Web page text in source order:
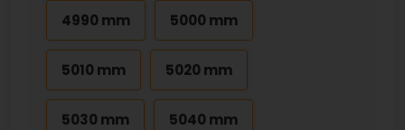
4990 mm 5000 mm
5010 mm 5020 mm
5030 mm 5040 mm